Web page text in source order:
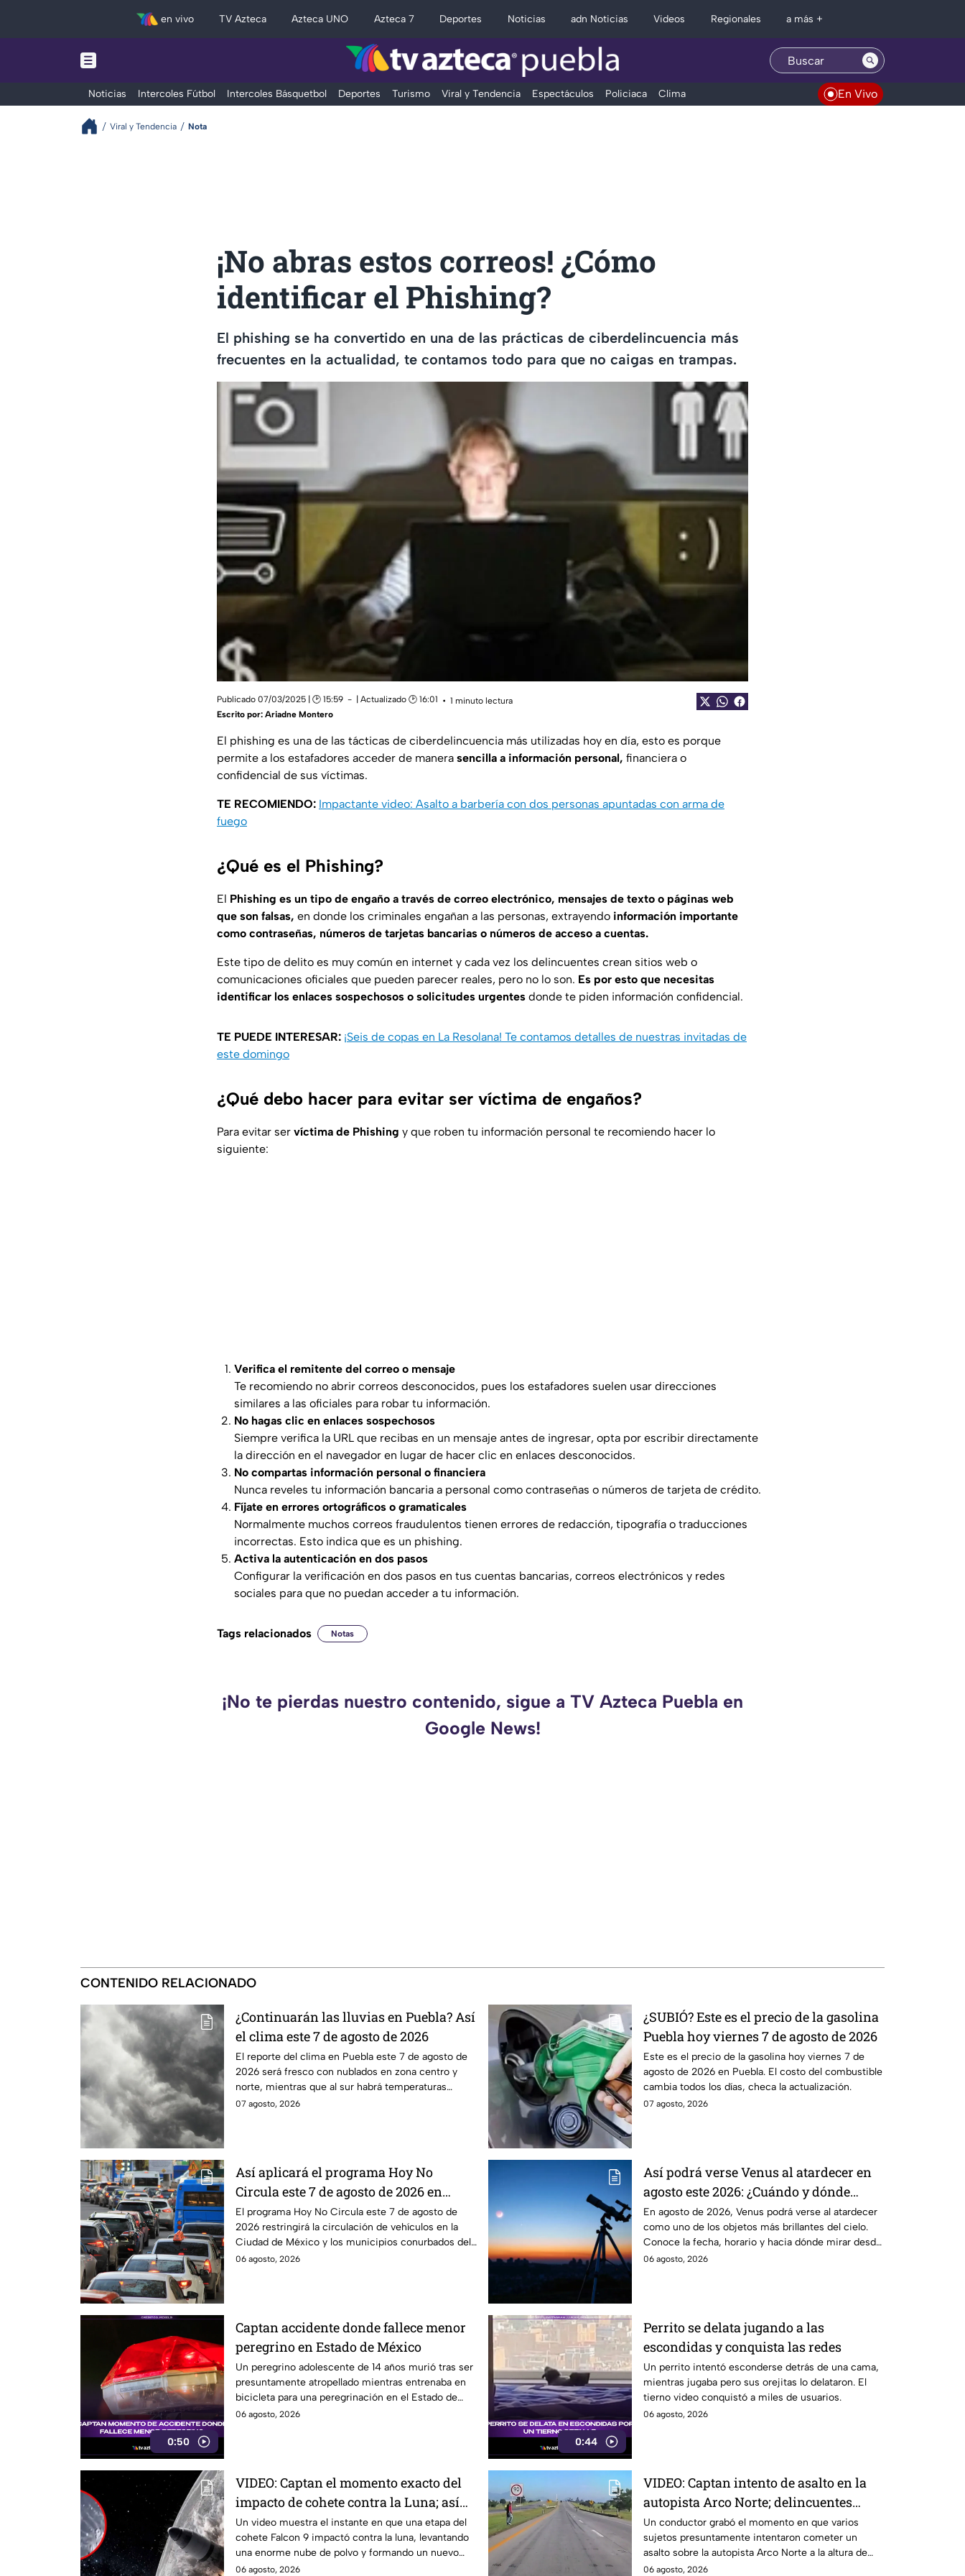
en vivo TV Azteca Azteca UNO Azteca 7 Deportes Noticias adn Noticias Videos Regionales a más +
Noticias Intercoles Fútbol Intercoles Básquetbol Deportes Turismo Viral y Tendencia Espectáculos Policiaca Clima En Vivo
Viral y Tendencia Nota
¡No abras estos correos! ¿Cómo
identificar el Phishing?
El phishing se ha convertido en una de las prácticas de ciberdelincuencia más
frecuentes en la actualidad, te contamos todo para que no caigas en trampas.
Publicado 07/03/2025 | 🕑 15:59 | Actualizado 🕑 16:01
1 minuto lectura
Escrito por: Ariadne Montero
El phishing es una de las tácticas de ciberdelincuencia más utilizadas hoy en día, esto es porque
permite a los estafadores acceder de manera sencilla a información personal, financiera o
confidencial de sus víctimas.
TE RECOMIENDO: Impactante video: Asalto a barbería con dos personas apuntadas con arma de
fuego
¿Qué es el Phishing?
El Phishing es un tipo de engaño a través de correo electrónico, mensajes de texto o páginas web
que son falsas, en donde los criminales engañan a las personas, extrayendo información importante
como contraseñas, números de tarjetas bancarias o números de acceso a cuentas.
Este tipo de delito es muy común en internet y cada vez los delincuentes crean sitios web o
comunicaciones oficiales que pueden parecer reales, pero no lo son. Es por esto que necesitas
identificar los enlaces sospechosos o solicitudes urgentes donde te piden información confidencial.
TE PUEDE INTERESAR: ¡Seis de copas en La Resolana! Te contamos detalles de nuestras invitadas de
este domingo
¿Qué debo hacer para evitar ser víctima de engaños?
Para evitar ser víctima de Phishing y que roben tu información personal te recomiendo hacer lo
siguiente:
Verifica el remitente del correo o mensaje
Te recomiendo no abrir correos desconocidos, pues los estafadores suelen usar direcciones
similares a las oficiales para robar tu información.
No hagas clic en enlaces sospechosos
Siempre verifica la URL que recibas en un mensaje antes de ingresar, opta por escribir directamente
la dirección en el navegador en lugar de hacer clic en enlaces desconocidos.
No compartas información personal o financiera
Nunca reveles tu información bancaria a personal como contraseñas o números de tarjeta de crédito.
Fíjate en errores ortográficos o gramaticales
Normalmente muchos correos fraudulentos tienen errores de redacción, tipografía o traducciones
incorrectas. Esto indica que es un phishing.
Activa la autenticación en dos pasos
Configurar la verificación en dos pasos en tus cuentas bancarias, correos electrónicos y redes
sociales para que no puedan acceder a tu información.
Tags relacionados Notas
¡No te pierdas nuestro contenido, sigue a TV Azteca Puebla en
Google News!
CONTENIDO RELACIONADO
¿Continuarán las lluvias en Puebla? Así
el clima este 7 de agosto de 2026
El reporte del clima en Puebla este 7 de agosto de
2026 será fresco con nublados en zona centro y
norte, mientras que al sur habrá temperaturas
elevadas.
07 agosto, 2026
¿SUBIÓ? Este es el precio de la gasolina
Puebla hoy viernes 7 de agosto de 2026
Este es el precio de la gasolina hoy viernes 7 de
agosto de 2026 en Puebla. El costo del combustible
cambia todos los días, checa la actualización.
07 agosto, 2026
Así aplicará el programa Hoy No
Circula este 7 de agosto de 2026 en
CDMX y Edomex
El programa Hoy No Circula este 7 de agosto de
2026 restringirá la circulación de vehículos en la
Ciudad de México y los municipios conurbados del
Edomex.
06 agosto, 2026
Así podrá verse Venus al atardecer en
agosto este 2026: ¿Cuándo y dónde
observarlo desde Puebla?
En agosto de 2026, Venus podrá verse al atardecer
como uno de los objetos más brillantes del cielo.
Conoce la fecha, horario y hacia dónde mirar desde
Puebla.
06 agosto, 2026
0:50
Captan accidente donde fallece menor
peregrino en Estado de México
Un peregrino adolescente de 14 años murió tras ser
presuntamente atropellado mientras entrenaba en
bicicleta para una peregrinación en el Estado de
México.
06 agosto, 2026
0:44
Perrito se delata jugando a las
escondidas y conquista las redes
Un perrito intentó esconderse detrás de una cama,
mientras jugaba pero sus orejitas lo delataron. El
tierno video conquistó a miles de usuarios.
06 agosto, 2026
VIDEO: Captan el momento exacto del
impacto de cohete contra la Luna; así
reaccionó
Un video muestra el instante en que una etapa del
cohete Falcon 9 impactó contra la luna, levantando
una enorme nube de polvo y formando un nuevo
cráter.
06 agosto, 2026
VIDEO: Captan intento de asalto en la
autopista Arco Norte; delincuentes
arrojaron piedras y llantas
Un conductor grabó el momento en que varios
sujetos presuntamente intentaron cometer un
asalto sobre la autopista Arco Norte a la altura de
Tlaxcala
06 agosto, 2026